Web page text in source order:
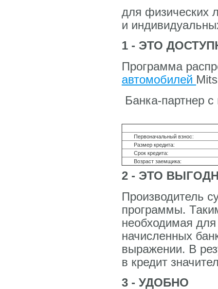
для физических
и
1 - ЭТО
Программа
автомобилей
Банка-партнер
Первоначальный взнос:
Размер кредита:
Срок кредита:
Возраст заемщика:
2 - ЭТО
Производитель
программы.
необходимая для
начисленных
выражении. В
в кредит
3 - УДОБНО